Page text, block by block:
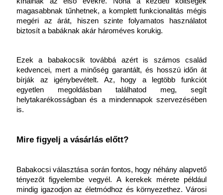
magasabbnak tűnhetnek, a komplett funkcionalitás mégis
megéri az árát, hiszen szinte folyamatos használatot
biztosít a babáknak akár hároméves korukig.
Ezek a babakocsik továbbá azért is számos család
kedvencei, mert a minőség garantált, és hosszú időn át
bírják az igénybevételt. Az, hogy a legtöbb funkciót
egyetlen megoldásban találhatod meg, segít
helytakarékosságban és a mindennapok szervezésében
is.
Mire figyelj a vásárlás előtt?
Babakocsi választása során fontos, hogy néhány alapvető
tényezőt figyelembe vegyél. A kerekek mérete például
mindig igazodjon az életmódhoz és környezethez. Városi